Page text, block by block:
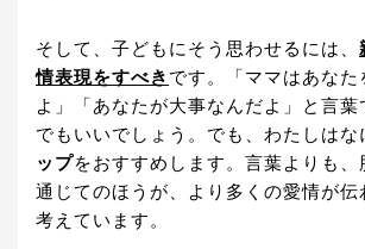
そして、子どもにそう思わせるには、
情表現をすべき です。「ママはあなた
よ」「あなたが大事なんだよ」と言葉
でもいいでしょう。でも、わたしはな
ップをおすすめします。言葉よりも、
通じてのほうが、より多くの愛情が伝
考えています。